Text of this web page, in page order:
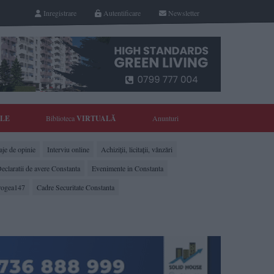
Newsletter
Autentificare
Inregistrare
BibliotecaVIRTUALĂ Anunturi
de opinie Interviu online
Achiziții, licitații, vânzări
de avere Constanta
Evenimente in Constanta
Cadre Securitate Constanta